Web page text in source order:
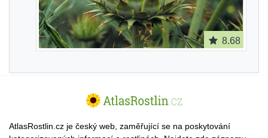
8.68
AtlasRostlin.cz je český web, zaměřující se na poskytování